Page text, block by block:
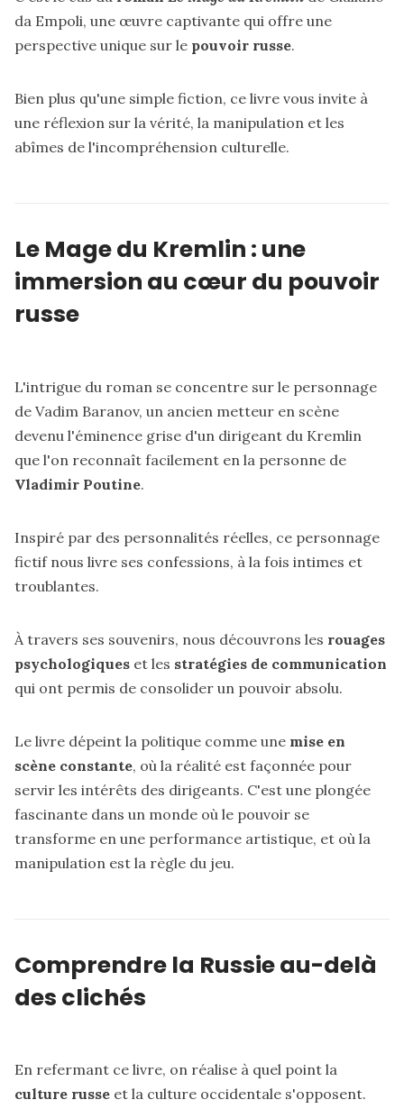
da Empoli, une œuvre captivante qui offre une
perspective unique sur le pouvoir russe.
Bien plus qu'une simple fiction, ce livre vous invite à
une réflexion sur la vérité, la manipulation et les
abîmes de l'incompréhension culturelle.
Le Mage du Kremlin : une
immersion au cœur du pouvoir
russe
L'intrigue du roman se concentre sur le personnage
de Vadim Baranov, un ancien metteur en scène
devenu l'éminence grise d'un dirigeant du Kremlin
que l'on reconnaît facilement en la personne de
Vladimir Poutine.
Inspiré par des personnalités réelles, ce personnage
fictif nous livre ses confessions, à la fois intimes et
troublantes.
À travers ses souvenirs, nous découvrons les rouages
psychologiques et les stratégies de communication
qui ont permis de consolider un pouvoir absolu.
Le livre dépeint la politique comme une mise en
scène constante, où la réalité est façonnée pour
servir les intérêts des dirigeants. C'est une plongée
fascinante dans un monde où le pouvoir se
transforme en une performance artistique, et où la
manipulation est la règle du jeu.
Comprendre la Russie au-delà
des clichés
En refermant ce livre, on réalise à quel point la
culture russe et la culture occidentale s'opposent.